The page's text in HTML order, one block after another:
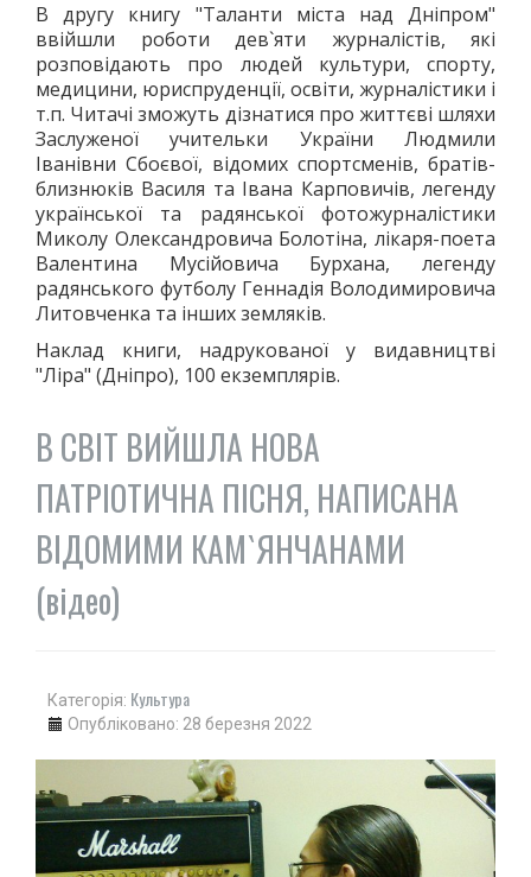
В другу книгу "Таланти міста над Дніпром"
ввійшли роботи дев`яти журналістів, які
розповідають про людей культури, спорту,
медицини, юриспруденції, освіти, журналістики і
т.п. Читачі зможуть дізнатися про життєві шляхи
Заслуженої учительки України Людмили
Іванівни Сбоєвої, відомих спортсменів, братів-
близнюків Василя та Івана Карповичів, легенду
української та радянської фотожурналістики
Миколу Олександровича Болотіна, лікаря-поета
Валентина Мусійовича Бурхана, легенду
радянського футболу Геннадія Володимировича
Литовченка та інших земляків.
Наклад книги, надрукованої у видавництві
"Ліра" (Дніпро), 100 екземплярів.
В СВІТ ВИЙШЛА НОВА
ПАТРІОТИЧНА ПІСНЯ, НАПИСАНА
ВІДОМИМИ КАМ`ЯНЧАНАМИ
(відео)
Категорія: Культура
Опубліковано: 28 березня 2022